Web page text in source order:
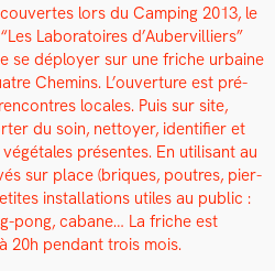
lors du Camp­ing 2013, le
Lab­o­ra­toires d’Aubervilliers”
se déploy­er sur une friche urbaine
Chemins. L’ouverture est pré­
locales. Puis sur site,
du soin, net­toy­er, iden­ti­fi­er et
présentes. En util­isant au
sur place (briques, poutres, pier­
instal­la­tions utiles au pub­lic :
pong, cabane… La friche est
20h pen­dant trois mois.